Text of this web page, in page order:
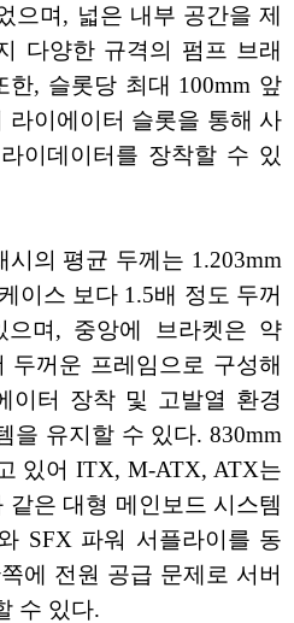
으며, 넓은 내부 공간을 제
다양한 규격의 펌프 브래
, 슬롯당 최대 100mm 앞
라이에이터 슬롯을 통해 사
이데이터를 장착할 수 있
의 평균 두께는 1.203mm
이스 보다 1.5배 정도 두꺼
며, 중앙에 브라켓은 약
두꺼운 프레임으로 구성해
이터 장착 및 고발열 환경
을 유지할 수 있다. 830mm
있어 ITX, M-ATX, ATX는
같은 대형 메인보드 시스템
SFX 파워 서플라이를 동
에 전원 공급 문제로 서버
수 있다.